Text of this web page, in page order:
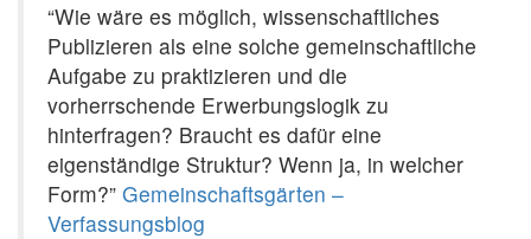
“Wie wäre es möglich, wissenschaftliches
Publizieren als eine solche gemeinschaftliche
Aufgabe zu praktizieren und die
vorherrschende Erwerbungslogik zu
hinterfragen? Braucht es dafür eine
eigenständige Struktur? Wenn ja, in welcher
Form?” Gemeinschaftsgärten –
Verfassungsblog